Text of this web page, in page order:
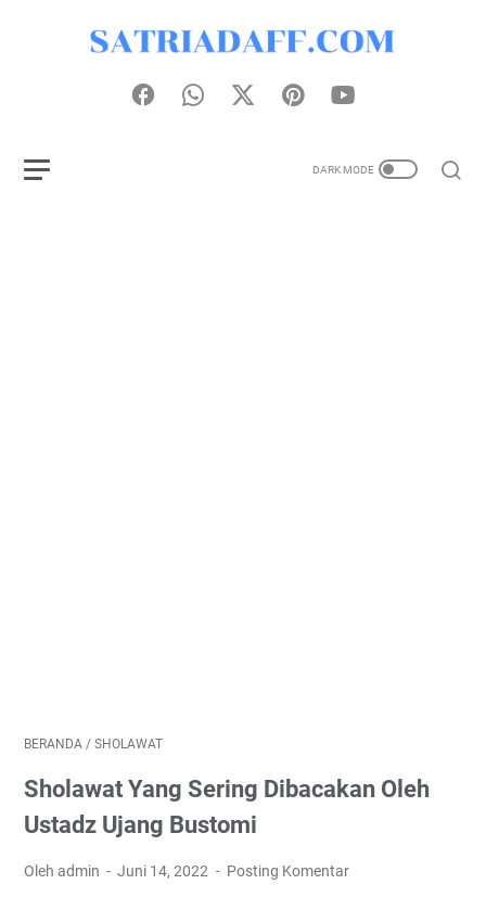
BERANDA / SHOLAWAT
Sholawat Yang Sering Dibacakan Oleh
Ustadz Ujang Bustomi
Oleh admin Juni 14, 2022 Posting Komentar